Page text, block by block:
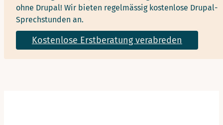
ohne Drupal! Wir bieten regelmässig kostenlose Drupal-
Sprechstunden an.
Kostenlose Erstberatung verabreden